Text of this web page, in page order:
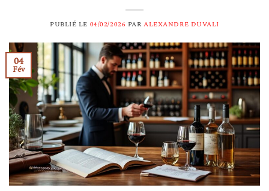
PUBLIÉ LE 04/02/2026 PARALEXANDRE DUVALI
04
Fév